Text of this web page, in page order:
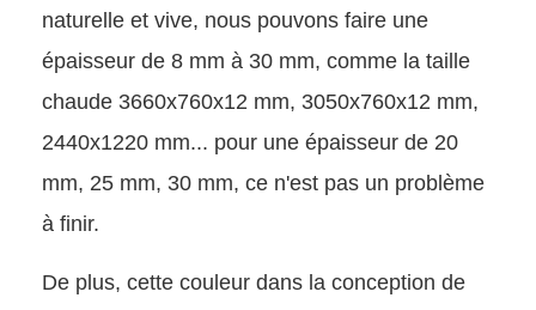
naturelle et vive, nous pouvons faire une
épaisseur de 8 mm à 30 mm, comme la taille
chaude 3660x760x12 mm, 3050x760x12 mm,
2440x1220 mm... pour une épaisseur de 20
mm, 25 mm, 30 mm, ce n'est pas un problème
à finir.
De plus, cette couleur dans la conception de